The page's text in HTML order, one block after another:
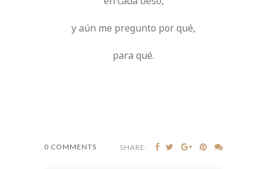
y aún me pregunto por qué,
para qué.
0 COMMENTS SHARE: